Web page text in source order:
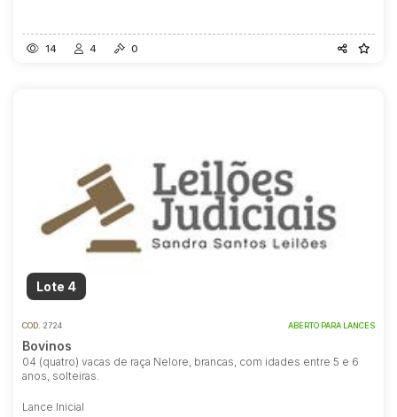
14 4 0
Lote 4
COD. 2724 ABERTO PARA LANCES
Bovinos
04 (quatro) vacas de raça Nelore, brancas, com idades entre 5 e 6
anos, solteiras.
Lance Inicial